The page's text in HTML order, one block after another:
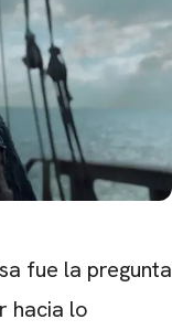
fue la pregunta
hacia lo